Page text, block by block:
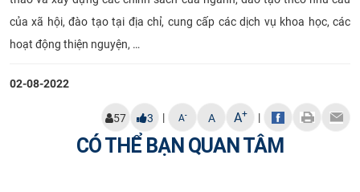
của xã hội, đào tạo tại địa chỉ, cung cấp các dịch vụ khoa học, các
hoạt động thiện nguyện, …
02-08-2022
57 3 | A- A A+ |
CÓ THỂ BẠN QUAN TÂM